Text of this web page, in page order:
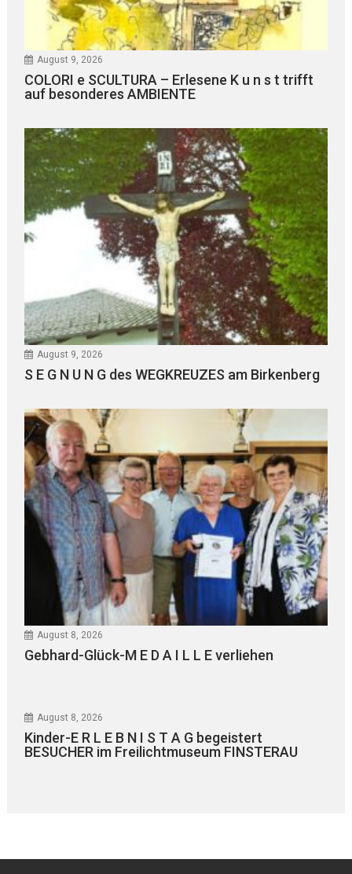
August 9, 2026
COLORI e SCULTURA – Erlesene K u n s t trifft
auf besonderes AMBIENTE
August 9, 2026
S E G N U N G des WEGKREUZES am Birkenberg
August 8, 2026
Gebhard-Glück-M E D A I L L E verliehen
August 8, 2026
Kinder-E R L E B N I S T A G begeistert
BESUCHER im Freilichtmuseum FINSTERAU